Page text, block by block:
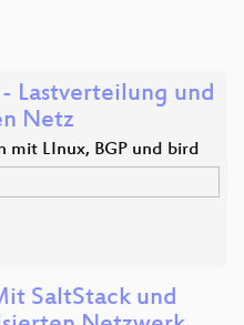
Lastverteilung und
Netz
mit LInux, BGP und bird
SaltStack und